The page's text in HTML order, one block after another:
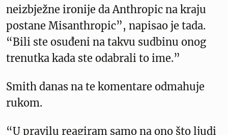
neizbježne ironije da Anthropic na kraju
postane Misanthropic”, napisao je tada.
“Bili ste osuđeni na takvu sudbinu onog
trenutka kada ste odabrali to ime.”
Smith danas na te komentare odmahuje
rukom.
“U pravilu reagiram samo na ono što ljudi